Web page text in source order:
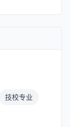
技校专业